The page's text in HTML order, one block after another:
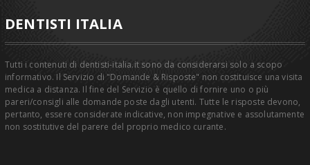
DENTISTI ITALIA
Tutti i contenuti di dentisti-italia.it sono da considerarsi solo a scopo
informativo. Il Servizio di "Domande & Risposte" non costituisce una visita
medica a distanza. Il fine del Servizio è quello di fornire uno o più
pareri/consigli alle domande poste dagli utenti. Tutte le risposte devono,
pertanto, essere considerate indicative, non impegnative e assolutamente
non sostitutive del parere del proprio medico curante.